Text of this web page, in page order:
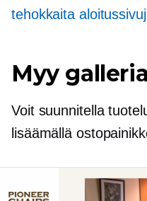
tehokkaita
Myy
Voit suunnitella
lisäämällä